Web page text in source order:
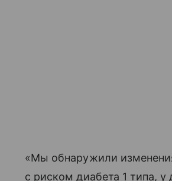
«Мы обнаружили
с риском диабета 1 типа,